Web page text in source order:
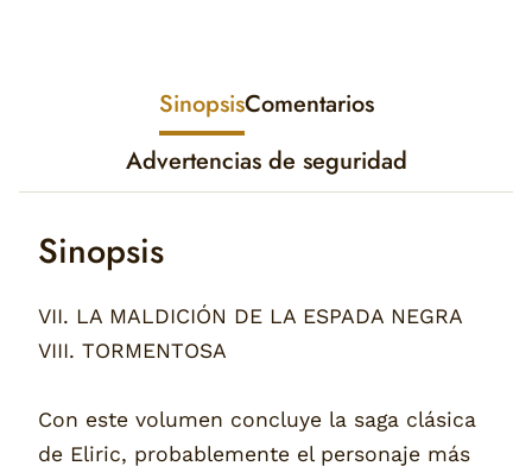
SinopsisComentarios
Advertencias de seguridad
Sinopsis
VII. LA MALDICIÓN DE LA ESPADA NEGRA
VIII. TORMENTOSA
Con este volumen concluye la saga clásica
de Eliric, probablemente el personaje más